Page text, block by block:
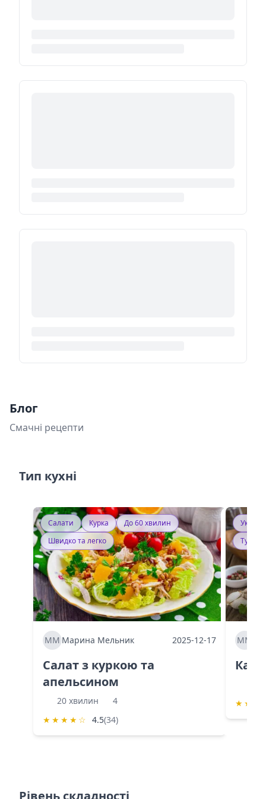
Блог
Смачні рецепти
Тип кухні
Салати Курка
До 60 хвилин
Швидко та легко
ММ Марина Мельник 2025-12-17
Салат з куркою та
апельсином
20 хвилин
4
★ ★ ★ ★ ☆ 4.5(34)
ММ
★ ★